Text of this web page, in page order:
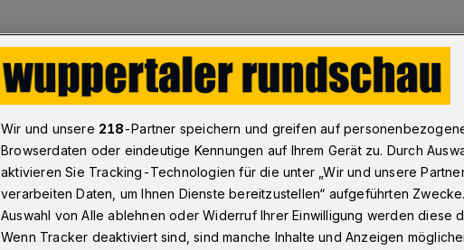
Wir und unsere 218-Partner speichern und greifen auf
Browserdaten oder eindeutige Kennungen auf Ihrem Gerät zu. Durch
aktivieren Sie Tracking-Technologien für die unter „Wir und unsere
verarbeiten Daten, um Ihnen Dienste bereitzustellen“ aufgeführten
Auswahl von Alle ablehnen oder Widerruf Ihrer Einwilligung werden diese
Wenn Tracker deaktiviert sind, sind manche Inhalte und Anzeigen